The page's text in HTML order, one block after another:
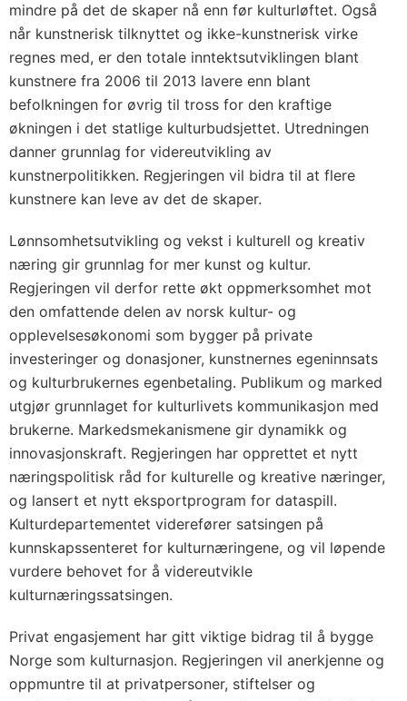
mindre på det de skaper nå enn før kulturløftet. Også
når kunstnerisk tilknyttet og ikke-kunstnerisk virke
regnes med, er den totale inntektsutviklingen blant
kunstnere fra 2006 til 2013 lavere enn blant
befolkningen for øvrig til tross for den kraftige
økningen i det statlige kulturbudsjettet. Utredningen
danner grunnlag for videreutvikling av
kunstnerpolitikken. Regjeringen vil bidra til at flere
kunstnere kan leve av det de skaper.
Lønnsomhetsutvikling og vekst i kulturell og kreativ
næring gir grunnlag for mer kunst og kultur.
Regjeringen vil derfor rette økt oppmerksomhet mot
den omfattende delen av norsk kultur- og
opplevelsesøkonomi som bygger på private
investeringer og donasjoner, kunstnernes egeninnsats
og kulturbrukernes egenbetaling. Publikum og marked
utgjør grunnlaget for kulturlivets kommunikasjon med
brukerne. Markedsmekanismene gir dynamikk og
innovasjonskraft. Regjeringen har opprettet et nytt
næringspolitisk råd for kulturelle og kreative næringer,
og lansert et nytt eksportprogram for dataspill.
Kulturdepartementet viderefører satsingen på
kunnskapssenteret for kulturnæringene, og vil løpende
vurdere behovet for å videreutvikle
kulturnæringssatsingen.
Privat engasjement har gitt viktige bidrag til å bygge
Norge som kulturnasjon. Regjeringen vil anerkjenne og
oppmuntre til at privatpersoner, stiftelser og